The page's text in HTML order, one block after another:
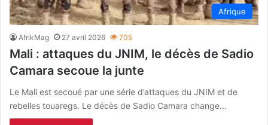
Afrique
AfrikMag 27 avril 2026 705
Mali : attaques du JNIM, le décès de Sadio
Camara secoue la junte
Le Mali est secoué par une série d’attaques du JNIM et de
rebelles touaregs. Le décès de Sadio Camara change…